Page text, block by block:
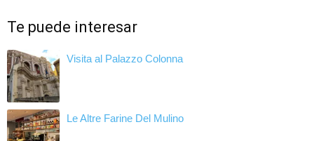
Te puede interesar
Visita al Palazzo Colonna
Le Altre Farine Del Mulino